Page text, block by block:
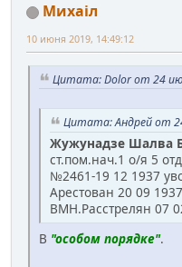
Михаiл
10 июня 2019, 14:49:12
Цитата: Dolor от 24
Цитата: Андрей от
Жужунадзе Шалва
ст.пом.нач.1 о/я 5
№2461-19 12 1937
Арестован 20 09
ВМН.Расстрелян 07
В "особом порядке".